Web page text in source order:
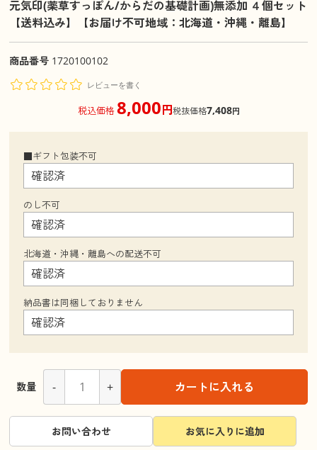
元気印(薬草すっぽん/からだの基礎計画)無添加 ４個セット
【送料込み】【お届け不可地域：北海道・沖縄・離島】
商品番号 1720100102
レビューを書く
税込価格8,000円税抜価格7,408円
■ギフト包装不可
のし不可
北海道・沖縄・離島への配送不可
納品書は同梱しておりません
数量 - + カートに入れる
お問い合わせ お気に入りに追加